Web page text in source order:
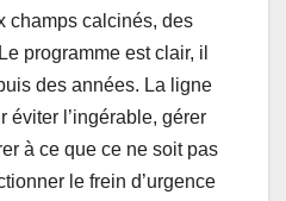
champs calcinés, des
programme est clair, il
des années. La ligne
éviter l’ingérable, gérer
à ce que ce ne soit pas
le frein d’urgence